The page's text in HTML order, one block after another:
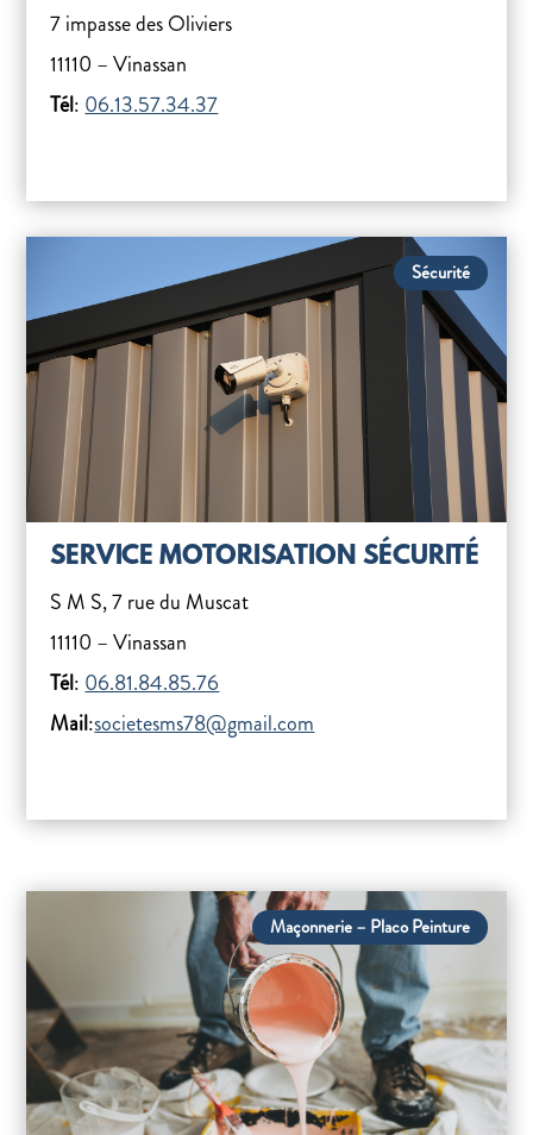
7 impasse des Oliviers
11110 – Vinassan
Tél: 06.13.57.34.37
Sécurité
SERVICE MOTORISATION SÉCURITÉ
S M S, 7 rue du Muscat
11110 – Vinassan
Tél: 06.81.84.85.76
Mail:societesms78@gmail.com
Maçonnerie – Placo Peinture